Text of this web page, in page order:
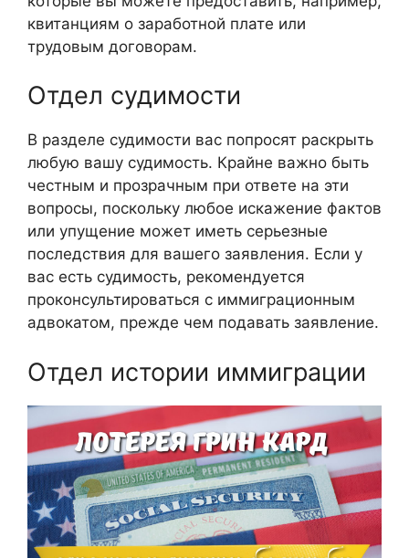
квитанциям о заработной плате или
трудовым договорам.
Отдел судимости
В разделе судимости вас попросят раскрыть
любую вашу судимость. Крайне важно быть
честным и прозрачным при ответе на эти
вопросы, поскольку любое искажение фактов
или упущение может иметь серьезные
последствия для вашего заявления. Если у
вас есть судимость, рекомендуется
проконсультироваться с иммиграционным
адвокатом, прежде чем подавать заявление.
Отдел истории иммиграции